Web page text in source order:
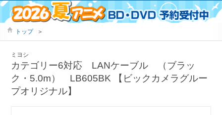
トップ ＞
ミヨシ
カテゴリー6対応 LANケーブル （ブラッ
ク・5.0m） LB605BK 【ビックカメラグルー
プオリジナル】